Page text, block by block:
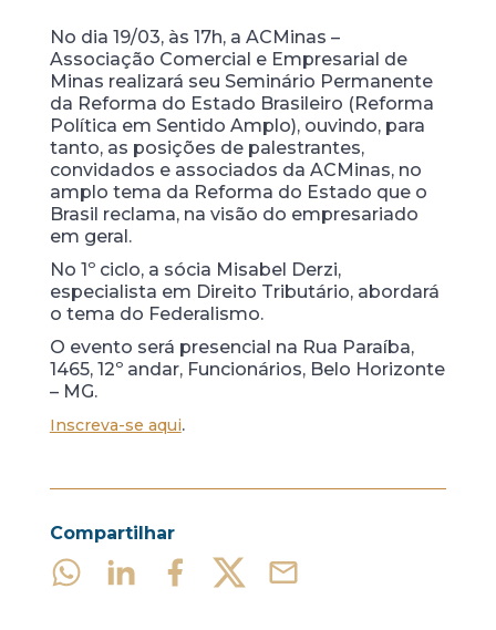
No dia 19/03, às 17h, a ACMinas –
Associação Comercial e Empresarial de
Minas realizará seu Seminário Permanente
da Reforma do Estado Brasileiro (Reforma
Política em Sentido Amplo), ouvindo, para
tanto, as posições de palestrantes,
convidados e associados da ACMinas, no
amplo tema da Reforma do Estado que o
Brasil reclama, na visão do empresariado
em geral.
No 1º ciclo, a sócia Misabel Derzi,
especialista em Direito Tributário, abordará
o tema do Federalismo.
O evento será presencial na Rua Paraíba,
1465, 12º andar, Funcionários, Belo Horizonte
– MG.
Inscreva-se aqui.
Compartilhar